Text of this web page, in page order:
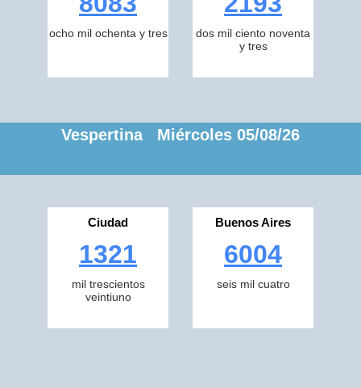
ocho mil ochenta y tres
dos mil ciento noventa
y tres
Vespertina Miércoles 05/08/26
Ciudad
1321
mil trescientos
veintiuno
Buenos Aires
6004
seis mil cuatro